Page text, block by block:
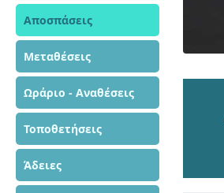
Αποσπάσεις
Μεταθέσεις
Ωράριο - Αναθέσεις
Τοποθετήσεις
Άδειες